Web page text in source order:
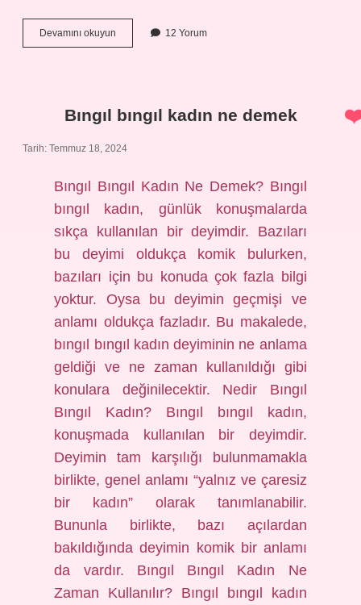
Devamını okuyun Bulmacada
nisyan
12 Yorum
Bıngıl bıngıl kadın ne demek
Tarih: Temmuz 18, 2024
Bıngıl Bıngıl Kadın Ne Demek? Bıngıl
bıngıl kadın, günlük konuşmalarda
sıkça kullanılan bir deyimdir. Bazıları
bu deyimi oldukça komik bulurken,
bazıları için bu konuda çok fazla bilgi
yoktur. Oysa bu deyimin geçmişi ve
anlamı oldukça fazladır. Bu makalede,
bıngıl bıngıl kadın deyiminin ne anlama
geldiği ve ne zaman kullanıldığı gibi
konulara değinilecektir. Nedir Bıngıl
Bıngıl Kadın? Bıngıl bıngıl kadın,
konuşmada kullanılan bir deyimdir.
Deyimin tam karşılığı bulunmamakla
birlikte, genel anlamı “yalnız ve çaresiz
bir kadın” olarak tanımlanabilir.
Bununla birlikte, bazı açılardan
bakıldığında deyimin komik bir anlamı
da vardır. Bıngıl Bıngıl Kadın Ne
Zaman Kullanılır? Bıngıl bıngıl kadın